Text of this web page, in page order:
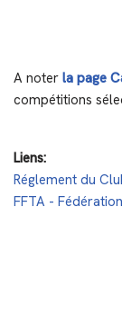
A noter la page
compétitions
Liens:
Réglement du
FFTA -